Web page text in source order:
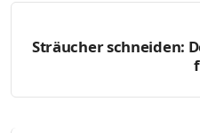
Sträucher schneiden: